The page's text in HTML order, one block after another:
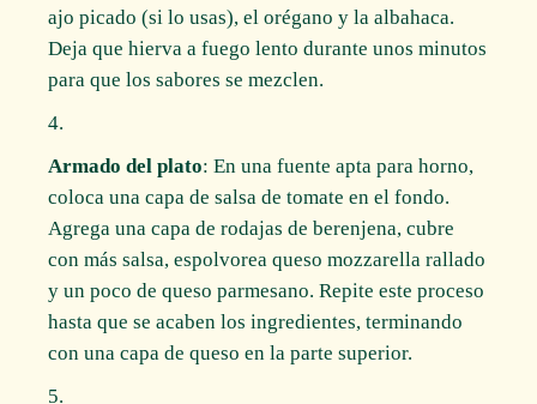
ajo picado (si lo usas), el orégano y la albahaca.
Deja que hierva a fuego lento durante unos minutos
para que los sabores se mezclen.
Armado del plato: En una fuente apta para horno,
coloca una capa de salsa de tomate en el fondo.
Agrega una capa de rodajas de berenjena, cubre
con más salsa, espolvorea queso mozzarella rallado
y un poco de queso parmesano. Repite este proceso
hasta que se acaben los ingredientes, terminando
con una capa de queso en la parte superior.